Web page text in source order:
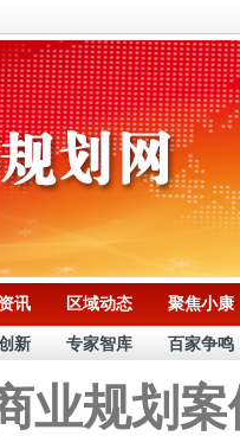
讯 区域动态 聚焦小康
新 专家智库 百家争鸣
业规划